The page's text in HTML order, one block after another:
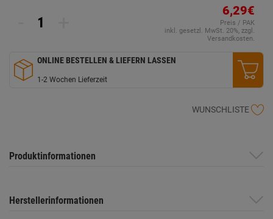
6,29€
Preis / PAK
inkl. gesetzl. MwSt. 20%, zzgl.
Versandkosten.
ONLINE BESTELLEN & LIEFERN LASSEN
1-2 Wochen Lieferzeit
WUNSCHLISTE
Produktinformationen
Herstellerinformationen